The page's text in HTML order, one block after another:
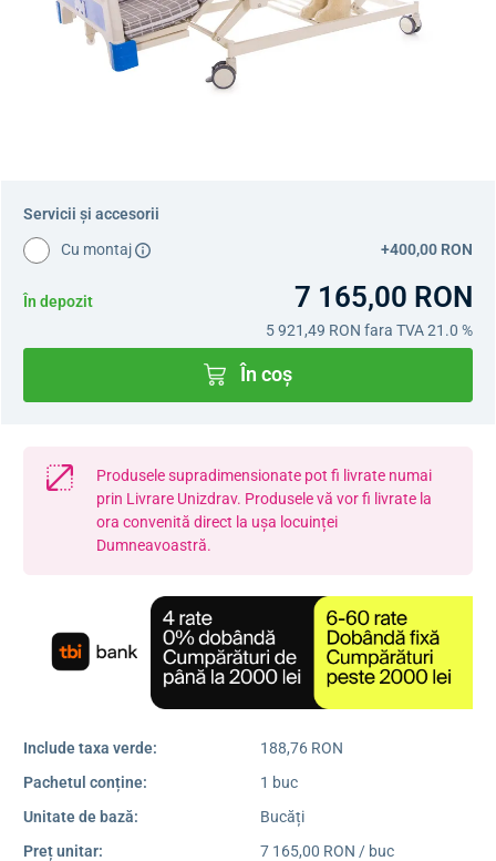
Servicii și accesorii
Cu montaj +400,00 RON
În depozit 7 165,00 RON
5 921,49 RON fara TVA 21.0 %
În coș
Produsele supradimensionate pot fi livrate numai
prin Livrare Unizdrav. Produsele vă vor fi livrate la
ora convenită direct la ușa locuinței
Dumneavoastră.
Include taxa verde:
188,76 RON
Pachetul conține:
1 buc
Unitate de bază:
Bucăți
Preț unitar:
7 165,00 RON / buc